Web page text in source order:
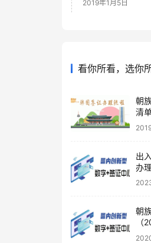
2019年1月5日
看你所看，选你所
朝
清
出
办
朝
（